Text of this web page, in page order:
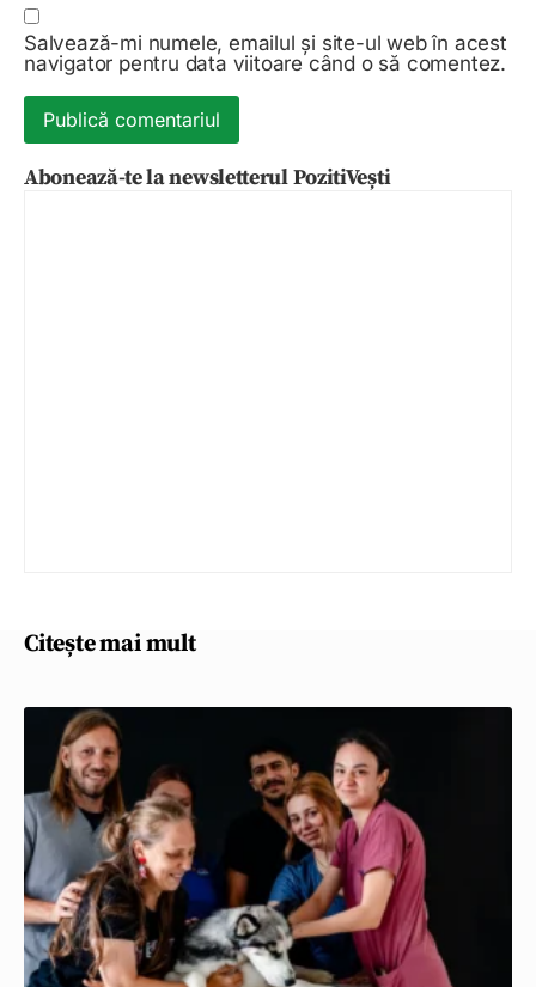
Salvează-mi numele, emailul și site-ul web în acest
navigator pentru data viitoare când o să comentez.
Abonează-te la newsletterul PozitiVești
Citește mai mult